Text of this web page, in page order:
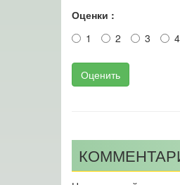
Оценки :
1
2 3 4
Оценить